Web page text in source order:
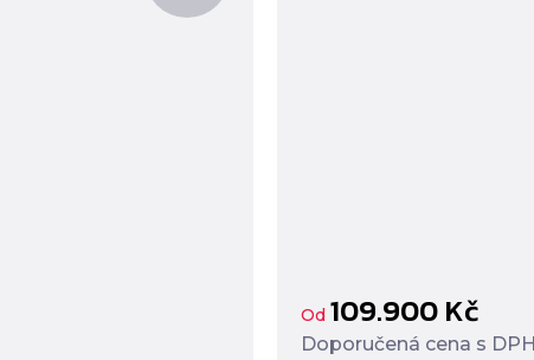
Od 109.900Kč
Doporučená cena s DPH